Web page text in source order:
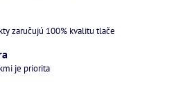
zaručujú 100% kvalitu tlače
je priorita